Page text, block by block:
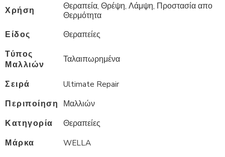
Χρήση
Θεραπεία, Θρέψη, Λάμψη, Προστασία απο
Θερμότητα
Είδος
Θεραπείες
Τύπος
Μαλλιών
Ταλαιπωρημένα
Σειρά
Ultimate Repair
Περιποίηση
Μαλλιών
Κατηγορία
Θεραπείες
Μάρκα
WELLA